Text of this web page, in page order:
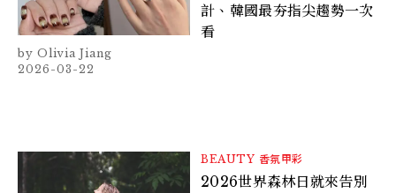
計、韓國最夯指尖趨勢一次
看
Olivia Jiang
2026-03-22
BEAUTY 香氛甲彩
2026世界森林日就來告別